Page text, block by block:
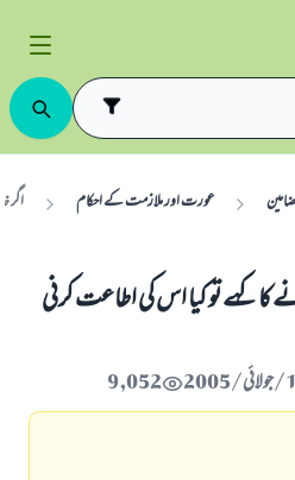
عورت اور ملازمت كے احكام اگر
كا كہے تو كيا اس كى اطاعت كرنى
9,052